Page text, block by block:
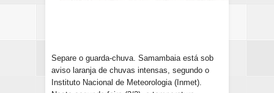
Separe o guarda-chuva. Samambaia está sob
aviso laranja de chuvas intensas, segundo o
Instituto Nacional de Meteorologia (Inmet).